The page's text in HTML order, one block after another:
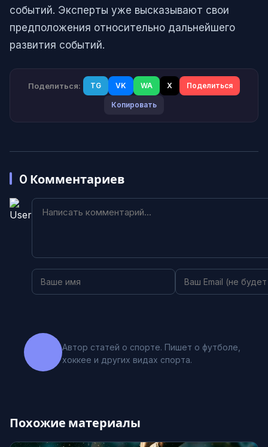
событий. Эксперты уже высказывают свои
предположения относительно дальнейшего
развития событий.
Поделиться: TG VK WA X Поделиться
Копировать
0 Комментариев
Автор статей о спорте. Пишет о футболе,
хоккее и других видах спорта.
Похожие материалы